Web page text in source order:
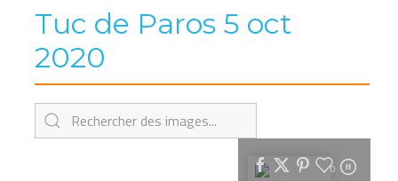
Tuc de Paros 5 oct
2020
0